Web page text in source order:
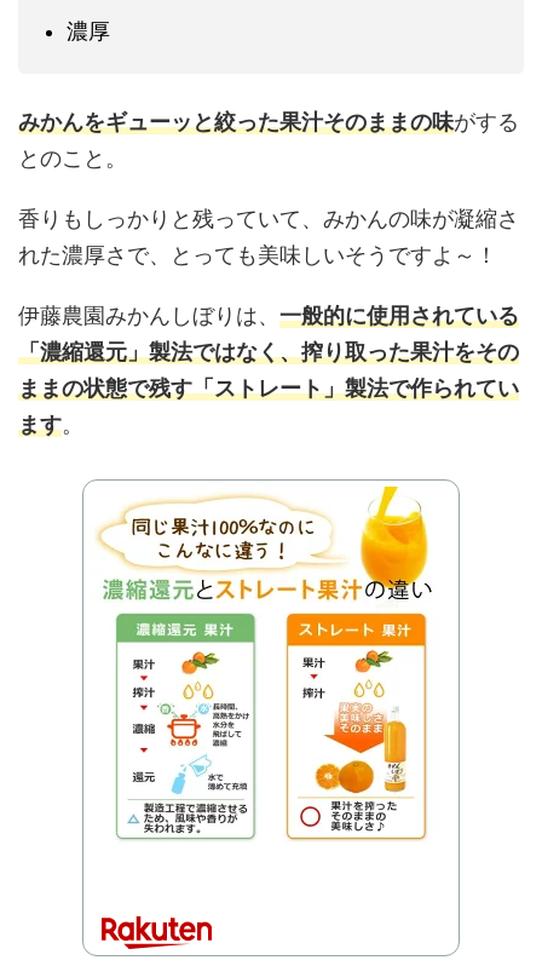
濃厚
みかんをギューッと絞った果汁そのままの味がする
とのこと。
香りもしっかりと残っていて、みかんの味が凝縮さ
れた濃厚さで、とっても美味しいそうですよ～！
伊藤農園みかんしぼりは、 一般的に使用されている
「濃縮還元」製法ではなく、搾り取った果汁をその
ままの状態で残す「ストレート」製法で作られてい
ます。